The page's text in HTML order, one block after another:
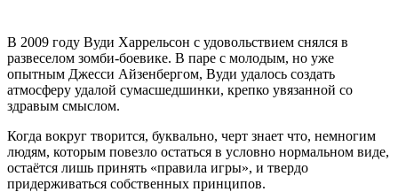
В 2009 году Вуди Харрельсон с удовольствием снялся в
развеселом зомби-боевике. В паре с молодым, но уже
опытным Джесси Айзенбергом, Вуди удалось создать
атмосферу удалой сумасшедшинки, крепко увязанной со
здравым смыслом.
Когда вокруг творится, буквально, черт знает что, немногим
людям, которым повезло остаться в условно нормальном виде,
остаётся лишь принять «правила игры», и твердо
придерживаться собственных принципов.